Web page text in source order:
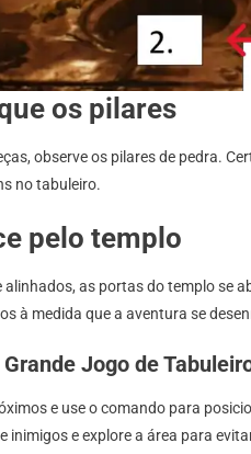
os pilares
observe os pilares de pedra.
no tabuleiro.
pelo templo
as portas do templo se
à medida que a aventura se
Jogo de
e use o comando para
inimigos e explore a área para